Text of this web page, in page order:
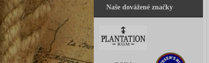
Naše dovážené značky